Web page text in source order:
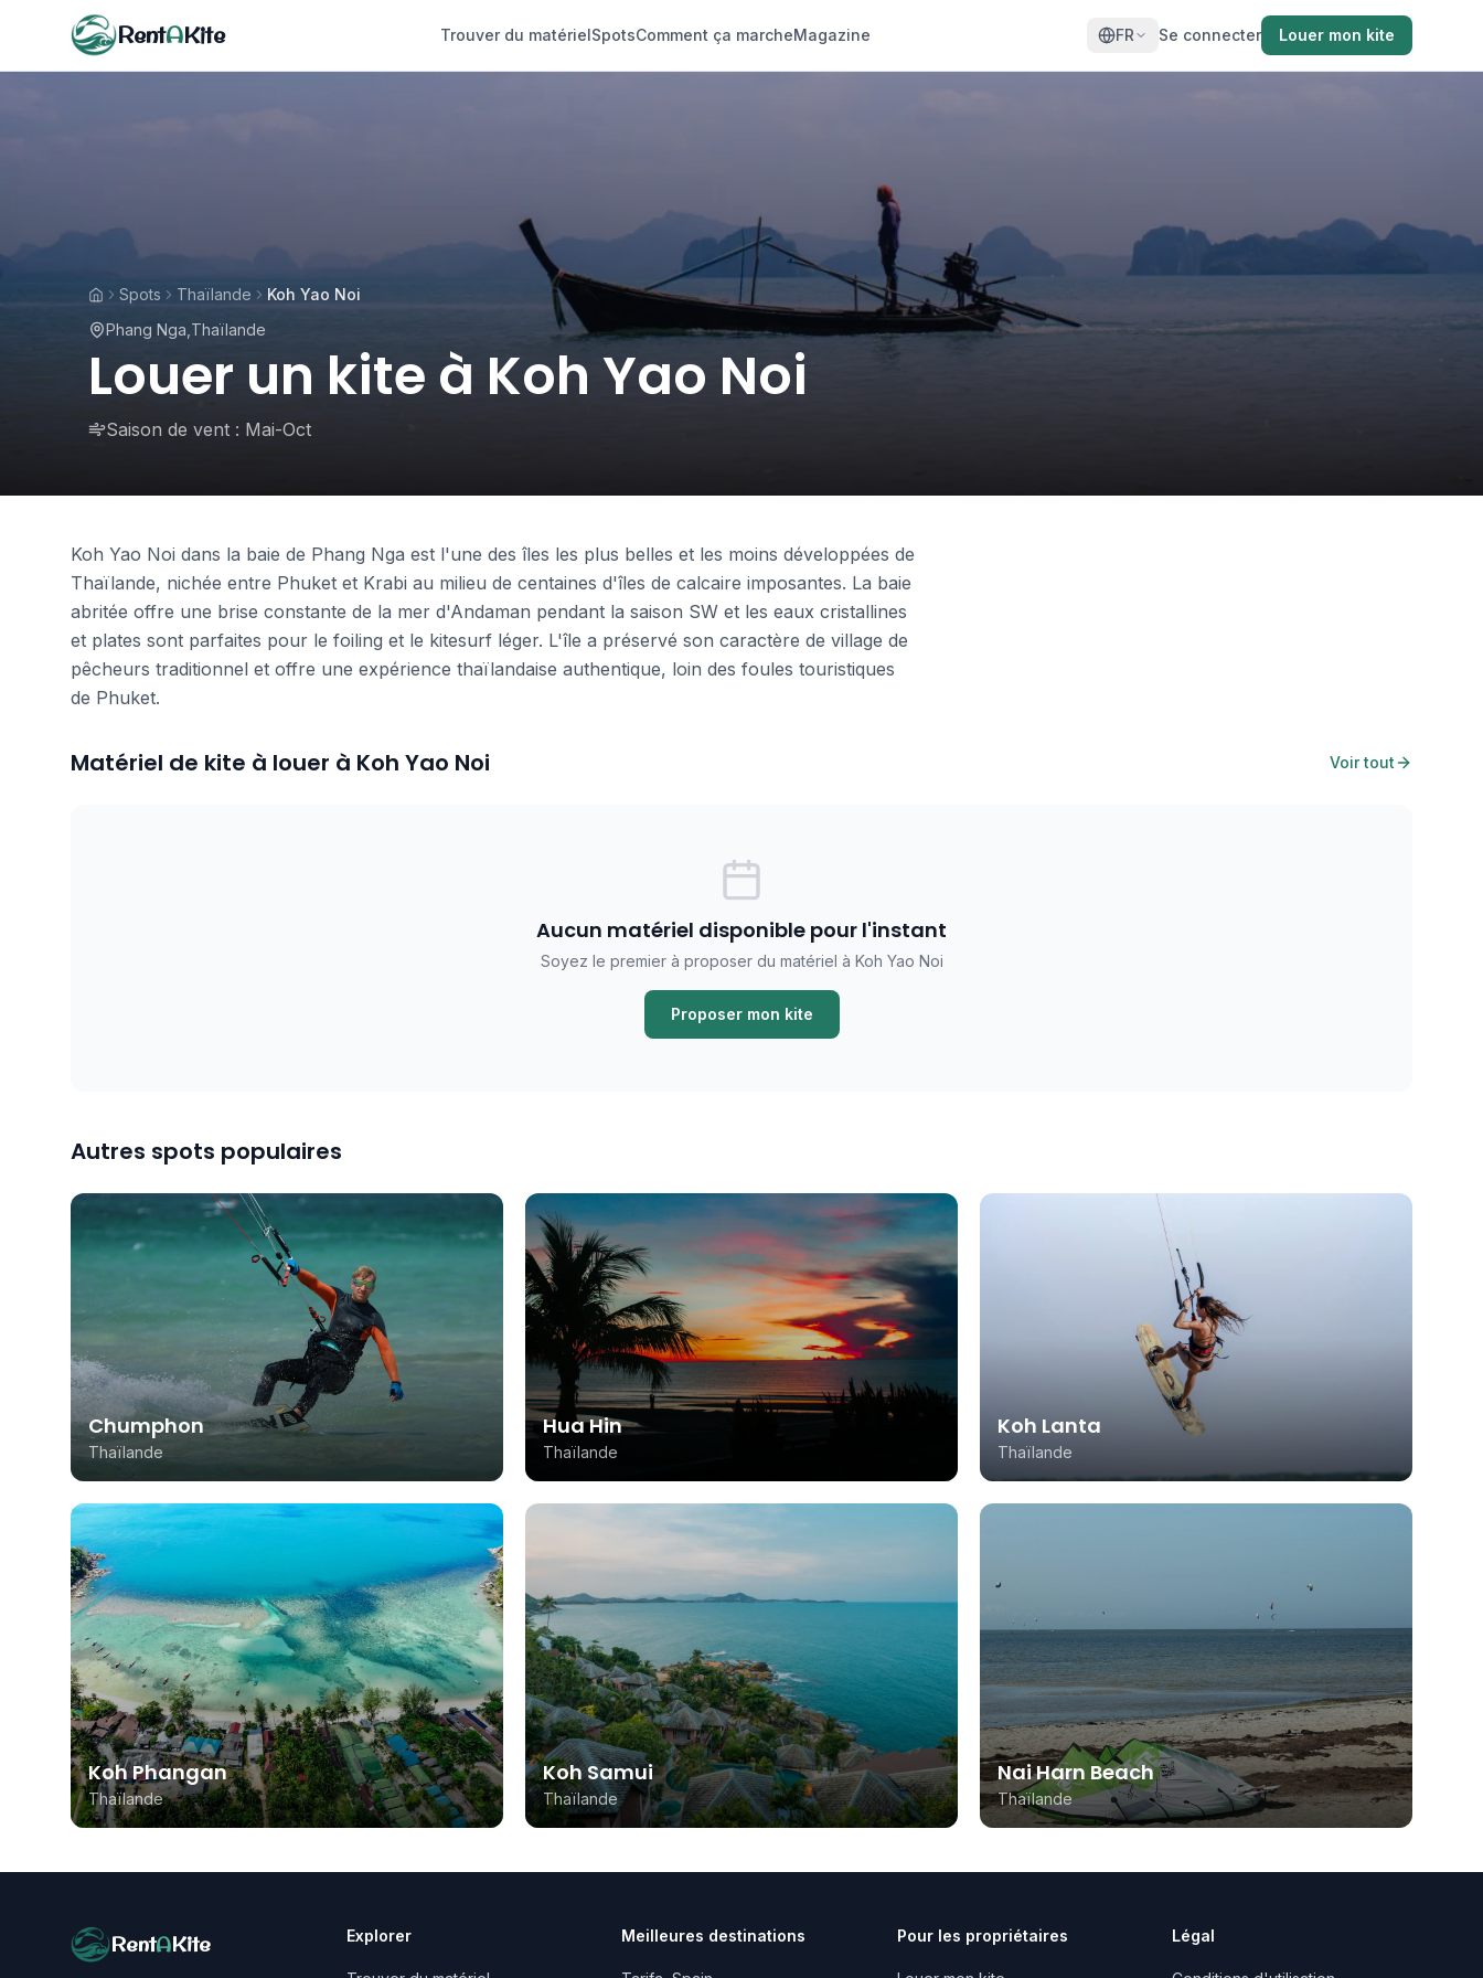
RentAKite Trouver du matérielSpotsComment ça marcheMagazine FR Se connecter Louer mon kite
Spots Thaïlande
Koh Yao Noi
Phang Nga Thaïlande
Louer un kite à Koh Yao Noi
Saison de vent : Mai-Oct
Koh Yao Noi dans la baie de Phang Nga est l'une des îles les plus belles et les moins développées de
Thaïlande, nichée entre Phuket et Krabi au milieu de centaines d'îles de calcaire imposantes. La baie
abritée offre une brise constante de la mer d'Andaman pendant la saison SW et les eaux cristallines
et plates sont parfaites pour le foiling et le kitesurf léger. L'île a préservé son caractère de village de
pêcheurs traditionnel et offre une expérience thaïlandaise authentique, loin des foules touristiques
de Phuket.
Matériel de kite à louer à Koh Yao Noi Voir tout
Aucun matériel disponible pour l'instant
Soyez le premier à proposer du matériel à Koh Yao Noi
Proposer mon kite
Autres spots populaires
Chumphon
Thaïlande
Hua Hin
Thaïlande
Koh Lanta
Thaïlande
Koh Phangan
Thaïlande
Koh Samui
Thaïlande
Nai Harn Beach
Thaïlande
RentAKite Explorer Meilleures destinations Pour les propriétaires Légal